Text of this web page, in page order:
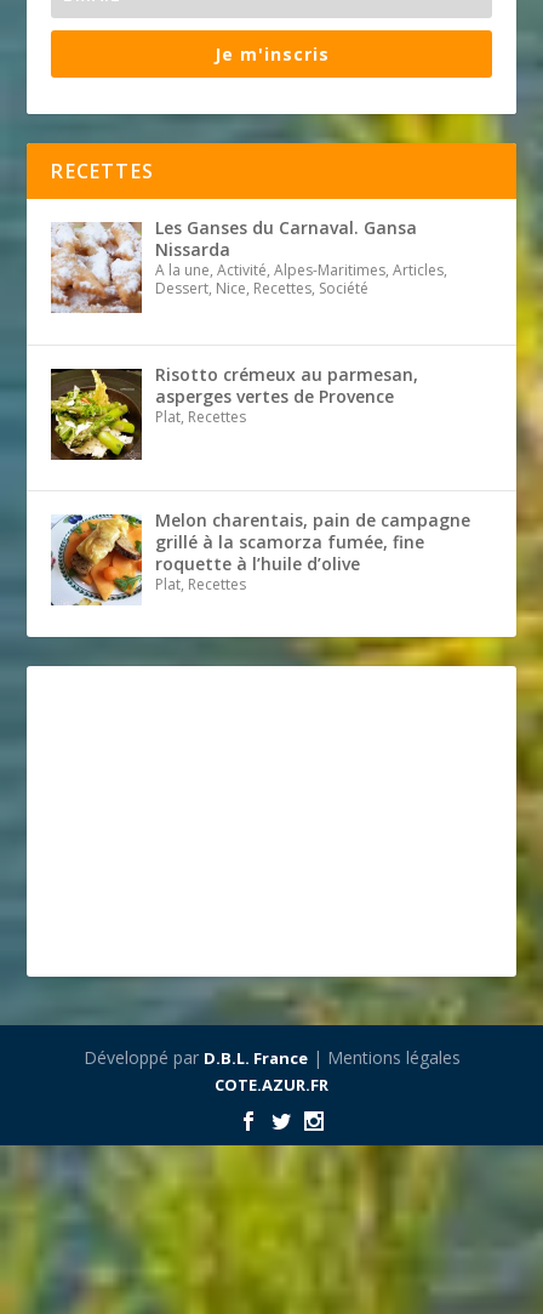
Je m'inscris
RECETTES
Les Ganses du Carnaval. Gansa
Nissarda
A la une, Activité, Alpes-Maritimes, Articles,
Dessert, Nice, Recettes, Société
Risotto crémeux au parmesan,
asperges vertes de Provence
Plat, Recettes
Melon charentais, pain de campagne
grillé à la scamorza fumée, fine
roquette à l’huile d’olive
Plat, Recettes
Développé par D.B.L. France| Mentions légales
COTE.AZUR.FR